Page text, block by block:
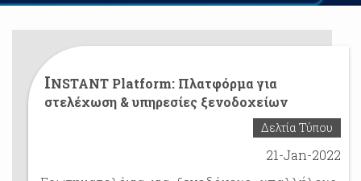
INSTANT Platform: Πλατφόρμα για
στελέχωση & υπηρεσίες ξενοδοχείων
Δελτία Τύπου
21-Jan-2022